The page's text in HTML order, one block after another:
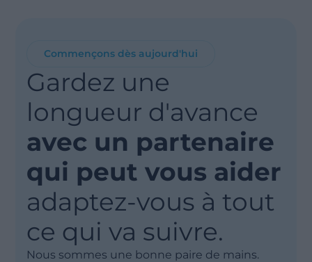
Commençons dès aujourd'hui
Gardez une
longueur d'avance
avec un partenaire
qui peut vous aider
adaptez-vous à tout
ce qui va suivre.
Nous sommes une bonne paire de mains.